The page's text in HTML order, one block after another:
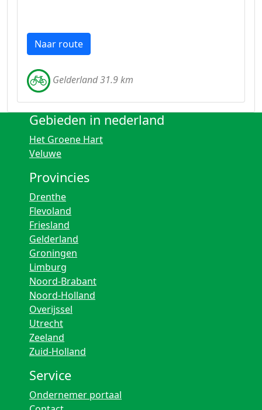
Naar route
Gelderland 31.9 km
Gebieden in nederland
Het Groene Hart
Veluwe
Provincies
Drenthe
Flevoland
Friesland
Gelderland
Groningen
Limburg
Noord-Brabant
Noord-Holland
Overijssel
Utrecht
Zeeland
Zuid-Holland
Service
Ondernemer portaal